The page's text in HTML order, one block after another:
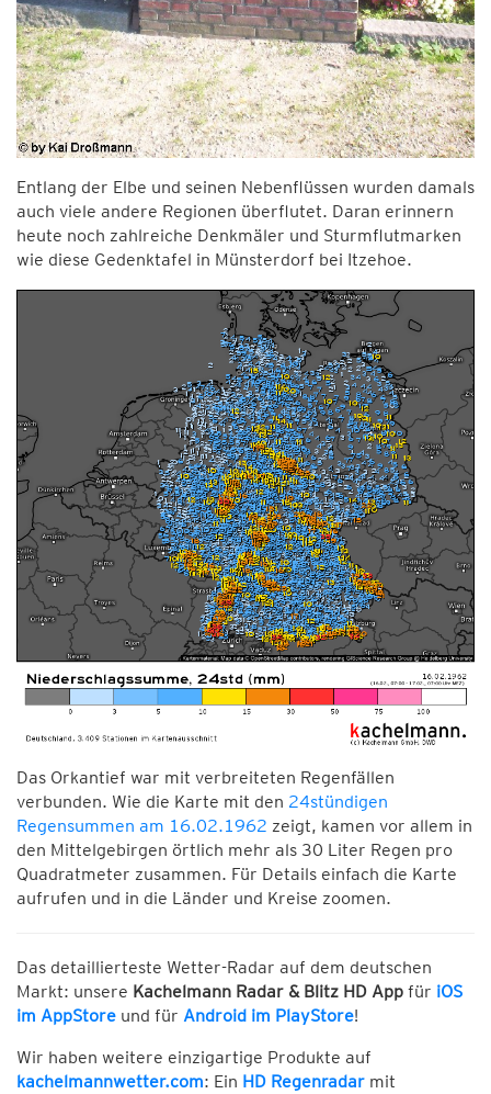
Entlang der Elbe und seinen Nebenflüssen wurden damals
auch viele andere Regionen überflutet. Daran erinnern
heute noch zahlreiche Denkmäler und Sturmflutmarken
wie diese Gedenktafel in Münsterdorf bei Itzehoe.
Das Orkantief war mit verbreiteten Regenfällen
verbunden. Wie die Karte mit den 24stündigen
Regensummen am 16.02.1962 zeigt, kamen vor allem in
den Mittelgebirgen örtlich mehr als 30 Liter Regen pro
Quadratmeter zusammen. Für Details einfach die Karte
aufrufen und in die Länder und Kreise zoomen.
Das detaillierteste Wetter-Radar auf dem deutschen
Markt: unsere Kachelmann Radar & Blitz HD App für iOS
im AppStore und für Android im PlayStore!
Wir haben weitere einzigartige Produkte auf
kachelmannwetter.com: Ein HD Regenradar mit